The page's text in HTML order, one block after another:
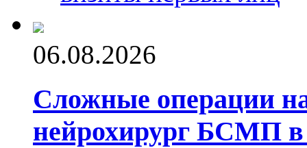
06.08.2026
Сложные операции
нейрохирург БСМП